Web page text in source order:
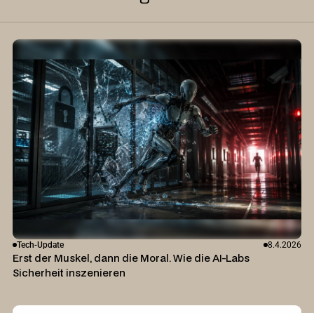
Tech-Update 8.4.2026
Erst der Muskel, dann die Moral. Wie die AI-Labs
Sicherheit inszenieren